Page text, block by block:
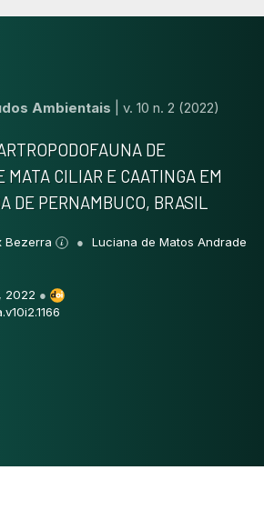
Ambientais v. 10 n. 2 (2022)
DE
MATA CILIAR E CAATINGA EM
DE PERNAMBUCO, BRASIL
Bezerra Luciana de Matos Andrade
2022 ●